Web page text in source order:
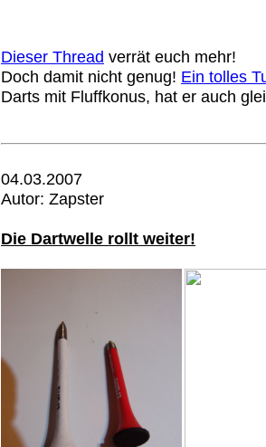
Dieser Thread verrät euch mehr!
Doch damit nicht genug! Ein tolles
Darts mit Fluffkonus, hat er auch
04.03.2007
Autor: Zapster
Die Dartwelle rollt weiter!